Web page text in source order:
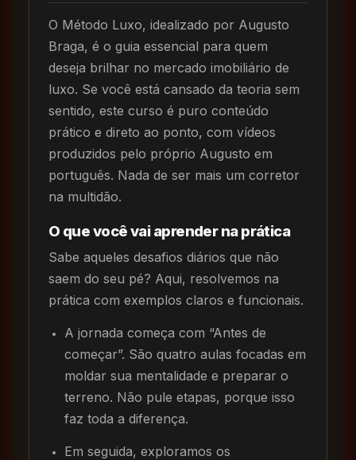
O Método Luxo, idealizado por Augusto
Braga, é o guia essencial para quem
deseja brilhar no mercado imobiliário de
luxo. Se você está cansado da teoria sem
sentido, este curso é puro conteúdo
prático e direto ao ponto, com vídeos
produzidos pelo próprio Augusto em
português. Nada de ser mais um corretor
na multidão.
O que você vai aprender na prática
Sabe aqueles desafios diários que não
saem do seu pé? Aqui, resolvemos na
prática com exemplos claros e funcionais.
A jornada começa com “Antes de
começar”. São quatro aulas focadas em
moldar sua mentalidade e preparar o
terreno. Não pule etapas, porque isso
faz toda a diferença.
Em seguida, exploramos os